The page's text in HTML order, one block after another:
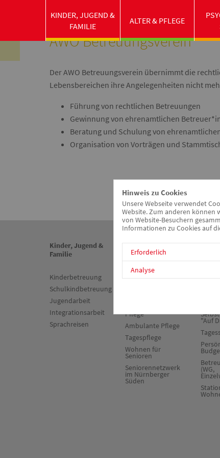
awo-mfrs.de Beratung & Begleitung
AWO Betreuungsverein
Der AWO Betreuungsverein übernimmt die
Lebensbereichen ihre Angelegenheiten nicht
Führung von rechtlichen Betreuungen
Gewinnung von ehrenamtlichen
Beratung und Schulung von
Organisation von Vorträgen und
Kinder, Jugend &
Familie
Kinderbetreuung
Schulkindbetreuung
Jugendarbeit
Integrationsarbeit
Sprachreisen
Senioren &
Pflege
Stationäre Pflege
Pflege
Ambulante Pflege
Tagespflege
Wohnen für
Senioren
Seniorennetzwerk
im Nürnberger
Süden
"Auf
(WG,
KINDER, JUGEND &
FAMILIE
ALTER & PFLEGE
Hinweis zu Cookies
Unsere Webseite verwendet
Website. Zum anderen können
von Website-Besuchern
Informationen zu Cookies auf
Erforderlich
Analyse